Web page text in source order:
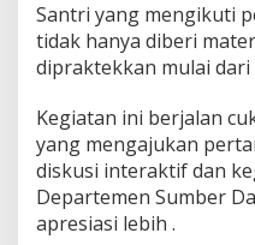
Santri yang mengikuti
tidak hanya diberi
dipraktekkan mulai
Kegiatan ini berjalan
yang mengajukan
diskusi interaktif dan
Departemen Sumber
apresiasi lebih .